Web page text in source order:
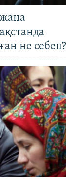
не себеп?